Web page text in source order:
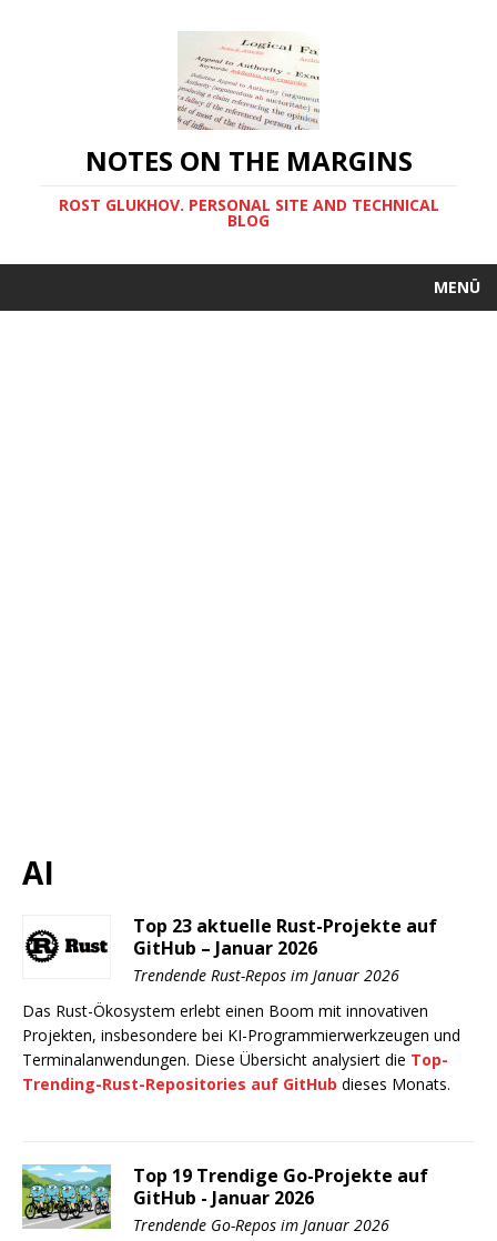
NOTES ON THE MARGINS
ROST GLUKHOV. PERSONAL SITE AND TECHNICAL
BLOG
MENÜ
AI
Top 23 aktuelle Rust-Projekte auf
GitHub – Januar 2026
Trendende Rust-Repos im Januar 2026
Das Rust-Ökosystem erlebt einen Boom mit innovativen
Projekten, insbesondere bei KI-Programmierwerkzeugen und
Terminalanwendungen. Diese Übersicht analysiert die Top-
Trending-Rust-Repositories auf GitHub dieses Monats.
Top 19 Trendige Go-Projekte auf
GitHub - Januar 2026
Trendende Go-Repos im Januar 2026